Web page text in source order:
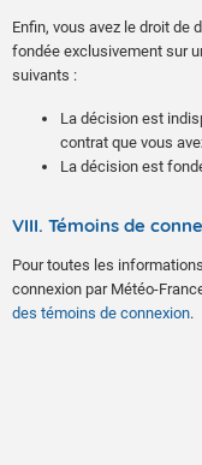
Enfin, vous avez le droit de
fondée exclusivement sur
suivants :
La décision est
contrat que vous
La décision est
VIII. Témoins de
Pour toutes les
connexion par Météo-
des témoins de connexion.